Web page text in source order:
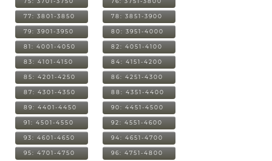
77: 3801-3850 78: 3851-3900
79: 3901-3950 80: 3951-4000
81: 4001-4050 82: 4051-4100
83: 4101-4150 84: 4151-4200
85: 4201-4250 86: 4251-4300
87: 4301-4350 88: 4351-4400
89: 4401-4450 90: 4451-4500
91: 4501-4550 92: 4551-4600
93: 4601-4650 94: 4651-4700
95: 4701-4750 96: 4751-4800